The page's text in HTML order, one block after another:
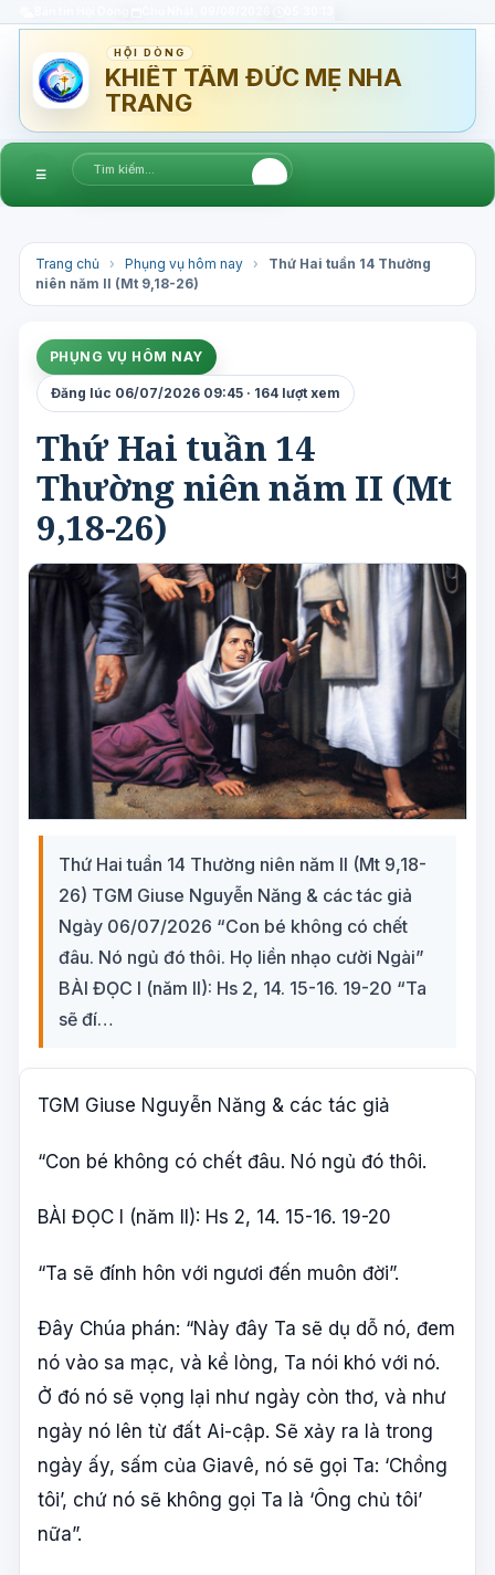
HỘI DÒNG
KHIẾT TÂM ĐỨC MẸ NHA
TRANG
☰
Trang chủ › Phụng vụ hôm nay ›
Thứ Hai tuần 14 Thường
niên năm II (Mt 9,18-26)
PHỤNG VỤ HÔM NAY
Đăng lúc 06/07/2026 09:45 · 164 lượt xem
Thứ Hai tuần 14
Thường niên năm II (Mt
9,18-26)
Thứ Hai tuần 14 Thường niên năm II (Mt 9,18-
26) TGM Giuse Nguyễn Năng & các tác giả
Ngày 06/07/2026 “Con bé không có chết
đâu. Nó ngủ đó thôi. Họ liền nhạo cười Ngài”
BÀI ĐỌC I (năm II): Hs 2, 14. 15-16. 19-20 “Ta
sẽ đí…
TGM Giuse Nguyễn Năng & các tác giả
“Con bé không có chết đâu. Nó ngủ đó thôi.
BÀI ĐỌC I (năm II): Hs 2, 14. 15-16. 19-20
“Ta sẽ đính hôn với ngươi đến muôn đời”.
Ðây Chúa phán: “Này đây Ta sẽ dụ dỗ nó, đem
nó vào sa mạc, và kề lòng, Ta nói khó với nó.
Ở đó nó sẽ vọng lại như ngày còn thơ, và như
ngày nó lên từ đất Ai-cập. Sẽ xảy ra là trong
ngày ấy, sấm của Giavê, nó sẽ gọi Ta: ‘Chồng
tôi’, chứ nó sẽ không gọi Ta là ‘Ông chủ tôi’
nữa”.